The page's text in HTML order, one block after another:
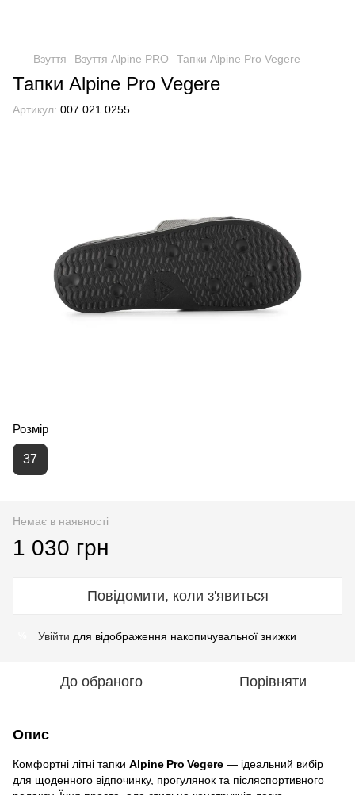
Взуття Взуття Alpine PRO Тапки Alpine Pro Vegere
Тапки Alpine Pro Vegere
Артикул: 007.021.0255
Розмір
37
Немає в наявності
1 030 грн
Повідомити, коли з'явиться
Увійти для відображення накопичувальної знижки
До обраного Порівняти
Опис
Комфортні літні тапки Alpine Pro Vegere — ідеальний вибір
для щоденного відпочинку, прогулянок та післяспортивного